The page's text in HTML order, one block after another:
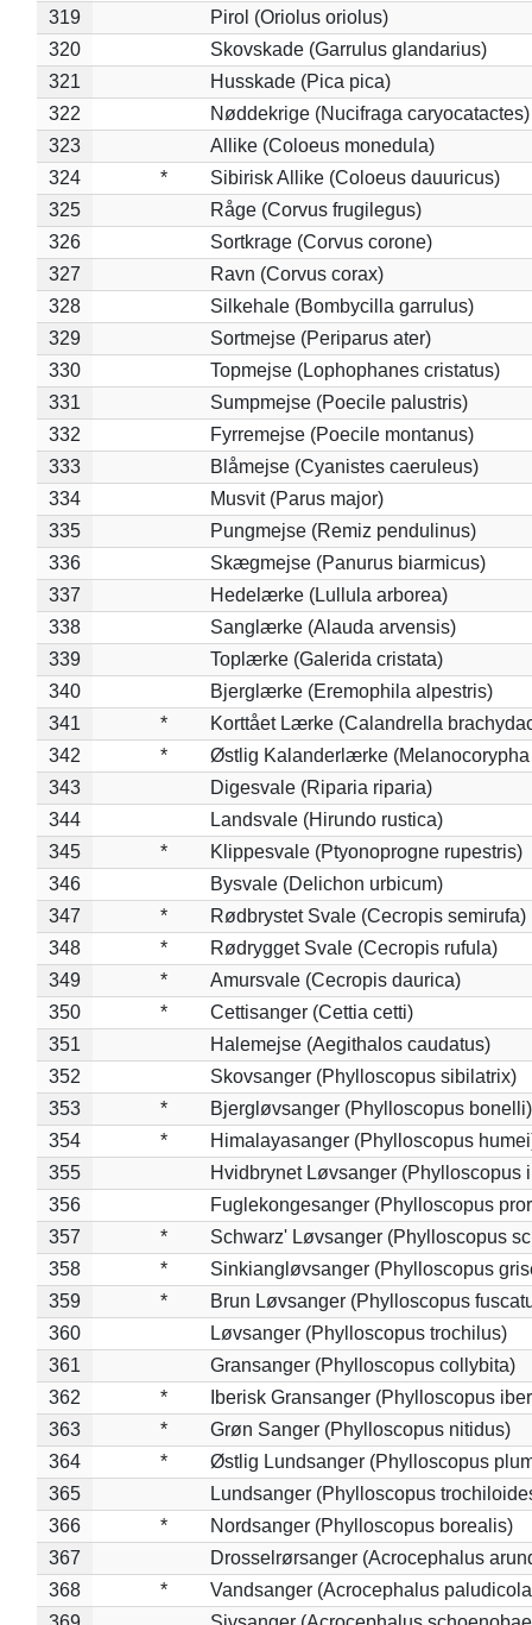
319
Pirol (Oriolus oriolus)
320
Skovskade (Garrulus glandarius)
321
Husskade (Pica pica)
322
Nøddekrige (Nucifraga caryocatactes)
323
Allike (Coloeus monedula)
324
*
Sibirisk Allike (Coloeus dauuricus)
325
Råge (Corvus frugilegus)
326
Sortkrage (Corvus corone)
327
Ravn (Corvus corax)
328
Silkehale (Bombycilla garrulus)
329
Sortmejse (Periparus ater)
330
Topmejse (Lophophanes cristatus)
331
Sumpmejse (Poecile palustris)
332
Fyrremejse (Poecile montanus)
333
Blåmejse (Cyanistes caeruleus)
334
Musvit (Parus major)
335
Pungmejse (Remiz pendulinus)
336
Skægmejse (Panurus biarmicus)
337
Hedelærke (Lullula arborea)
338
Sanglærke (Alauda arvensis)
339
Toplærke (Galerida cristata)
340
Bjerglærke (Eremophila alpestris)
341
*
Korttået Lærke (Calandrella
342
*
Østlig Kalanderlærke (Melanocorypha
343
Digesvale (Riparia riparia)
344
Landsvale (Hirundo rustica)
345
*
Klippesvale (Ptyonoprogne rupestris)
346
Bysvale (Delichon urbicum)
347
*
Rødbrystet Svale (Cecropis semirufa)
348
*
Rødrygget Svale (Cecropis rufula)
349
*
Amursvale (Cecropis daurica)
350
*
Cettisanger (Cettia cetti)
351
Halemejse (Aegithalos caudatus)
352
Skovsanger (Phylloscopus sibilatrix)
353
*
Bjergløvsanger (Phylloscopus bonelli)
354
*
Himalayasanger (Phylloscopus
355
Hvidbrynet Løvsanger (Phylloscopus
356
Fuglekongesanger (Phylloscopus
357
*
Schwarz' Løvsanger (Phylloscopus
358
*
Sinkiangløvsanger (Phylloscopus
359
*
Brun Løvsanger (Phylloscopus
360
Løvsanger (Phylloscopus trochilus)
361
Gransanger (Phylloscopus collybita)
362
*
Iberisk Gransanger (Phylloscopus
363
*
Grøn Sanger (Phylloscopus nitidus)
364
*
Østlig Lundsanger (Phylloscopus
365
Lundsanger (Phylloscopus
366
*
Nordsanger (Phylloscopus borealis)
367
Drosselrørsanger (Acrocephalus
368
*
Vandsanger (Acrocephalus